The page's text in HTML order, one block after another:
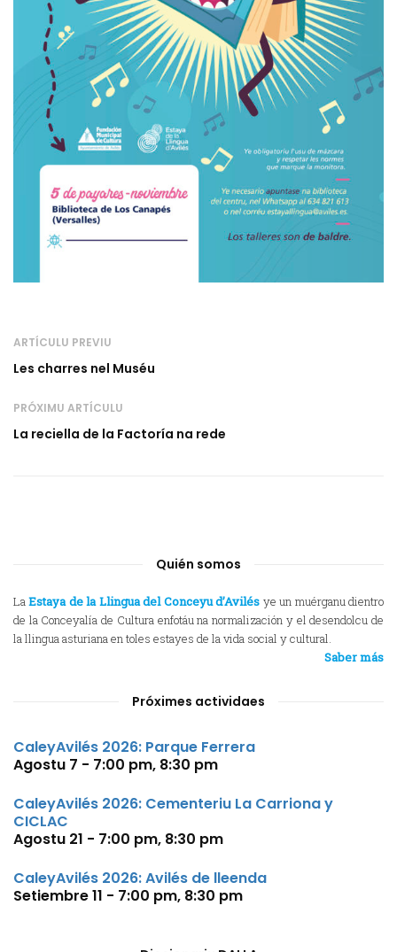
ARTÍCULU PREVIU
Les charres nel Muséu
PRÓXIMU ARTÍCULU
La reciella de la Factoría na rede
Quién somos
LaEstaya de la Llingua del Conceyu d’Avilés ye un muérganu dientro
de la Conceyalía de Cultura enfotáu na normalización y el desendolcu de
la llingua asturiana en toles estayes de la vida social y cultural.
Saber más
Próximes actividaes
CaleyAvilés 2026: Parque Ferrera
Agostu 7 - 7:00 pm, 8:30 pm
CaleyAvilés 2026: Cementeriu La Carriona y
CICLAC
Agostu 21 - 7:00 pm, 8:30 pm
CaleyAvilés 2026: Avilés de lleenda
Setiembre 11 - 7:00 pm, 8:30 pm